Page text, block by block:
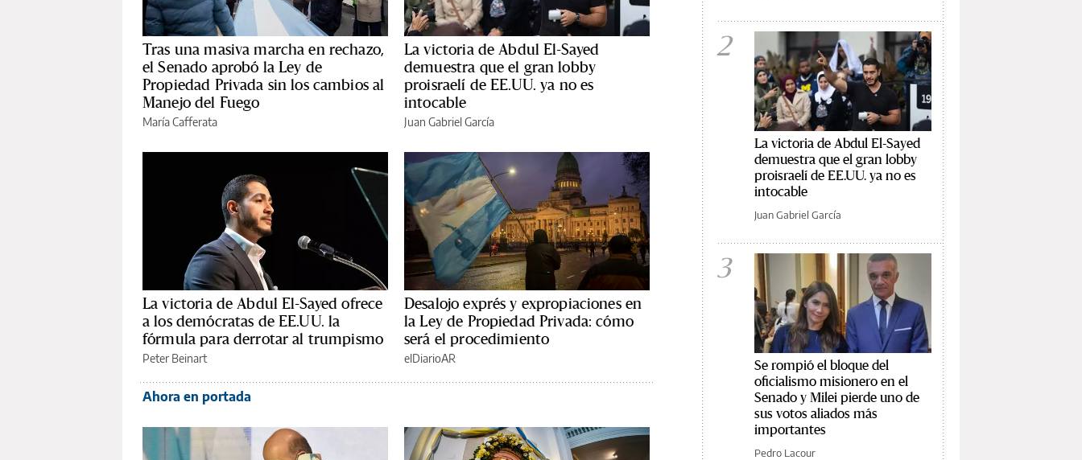
Tras una masiva marcha en rechazo,
el Senado aprobó la Ley de
Propiedad Privada sin los cambios al
Manejo del Fuego
María Cafferata
La victoria de Abdul El-Sayed
demuestra que el gran lobby
proisraelí de EE.UU. ya no es
intocable
Juan Gabriel García
La victoria de Abdul El-Sayed ofrece
a los demócratas de EE.UU. la
fórmula para derrotar al trumpismo
Peter Beinart
Desalojo exprés y expropiaciones en
la Ley de Propiedad Privada: cómo
será el procedimiento
elDiarioAR
Ahora en portada
2
La victoria de Abdul El-Sayed
demuestra que el gran lobby
proisraelí de EE.UU. ya no es
intocable
Juan Gabriel García
3
Se rompió el bloque del
oficialismo misionero en el
Senado y Milei pierde uno de
sus votos aliados más
importantes
Pedro Lacour